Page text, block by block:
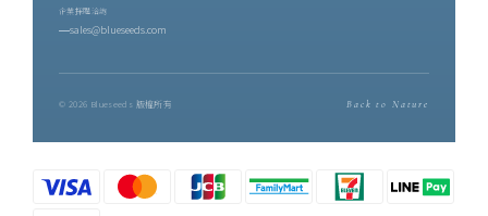
企業採購洽詢
sales@blueseeds.com
© 2026 Blueseeds 版權所有 Back to Nature